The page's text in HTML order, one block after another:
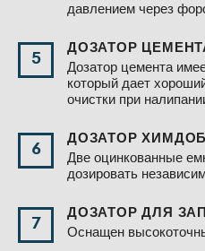
давлением через
5
ДОЗАТОР
Дозатор цемента
который дает
очистки при
6
ДОЗАТОР
Две оцинкованные
дозировать
7
ДОЗАТОР ДЛЯ
Оснащен